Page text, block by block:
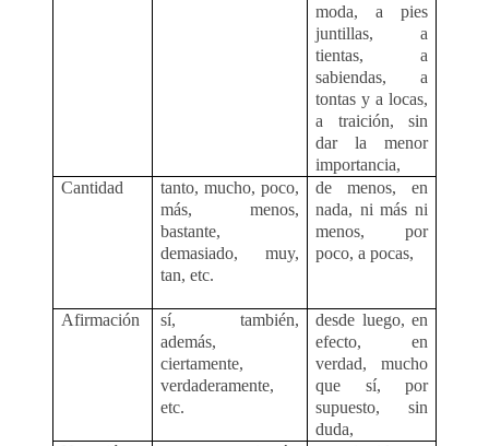
moda, a pies
juntillas, a
tientas, a
sabiendas, a
tontas y a locas,
a traición, sin
dar la menor
importancia,
Cantidad
tanto, mucho, poco,
más, menos,
bastante,
demasiado, muy,
tan, etc.
de menos, en
nada, ni más ni
menos, por
poco, a pocas,
Afirmación
sí, también,
además,
ciertamente,
verdaderamente,
etc.
desde luego, en
efecto, en
verdad, mucho
que sí, por
supuesto, sin
duda,